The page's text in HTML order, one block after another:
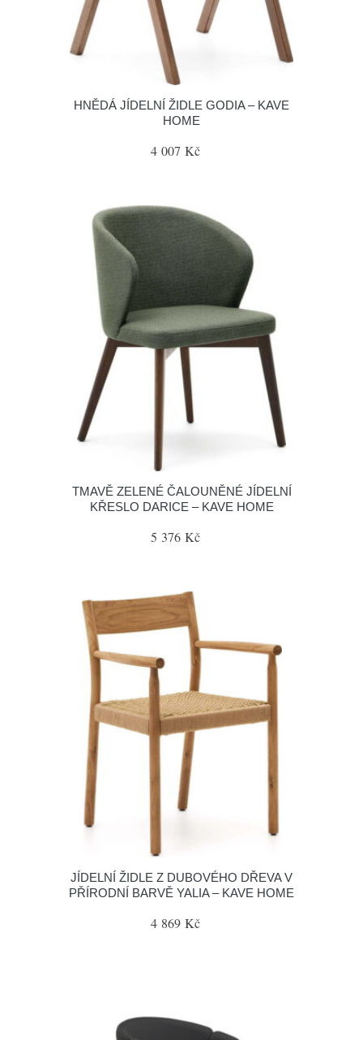
HNĚDÁ JÍDELNÍ ŽIDLE GODIA – KAVE
HOME
4 007 Kč
TMAVĚ ZELENÉ ČALOUNĚNÉ JÍDELNÍ
KŘESLO DARICE – KAVE HOME
5 376 Kč
JÍDELNÍ ŽIDLE Z DUBOVÉHO DŘEVA V
PŘÍRODNÍ BARVĚ YALIA – KAVE HOME
4 869 Kč